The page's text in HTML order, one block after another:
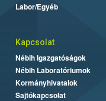
Labor/Egyéb
Kapcsolat
Nébih Igazgatóságok
Nébih Laboratóriumok
Kormányhivatalok
Sajtókapcsolat